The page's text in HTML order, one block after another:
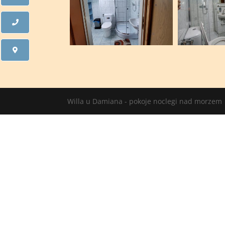
Willa u Damiana - pokoje noclegi nad morzem